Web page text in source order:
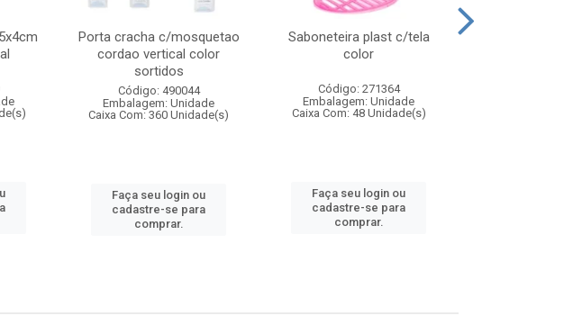
Porta cracha c/mosquetao
cordao vertical color
sortidos
Código: 490044
Embalagem: Unidade
Caixa Com: 360 Unidade(s)
Faça seu login ou
cadastre-se para
comprar.
Saboneteira plast c/tela
color
Código: 271364
Embalagem: Unidade
Caixa Com: 48 Unidade(s)
Faça seu login ou
cadastre-se para
comprar.